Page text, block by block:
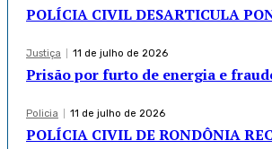
POLÍCIA CIVIL DESARTICULA
Justiça 11 de julho de 2026
Prisão por furto de energia e
Policia 11 de julho de 2026
POLÍCIA CIVIL DE RONDÔNIA